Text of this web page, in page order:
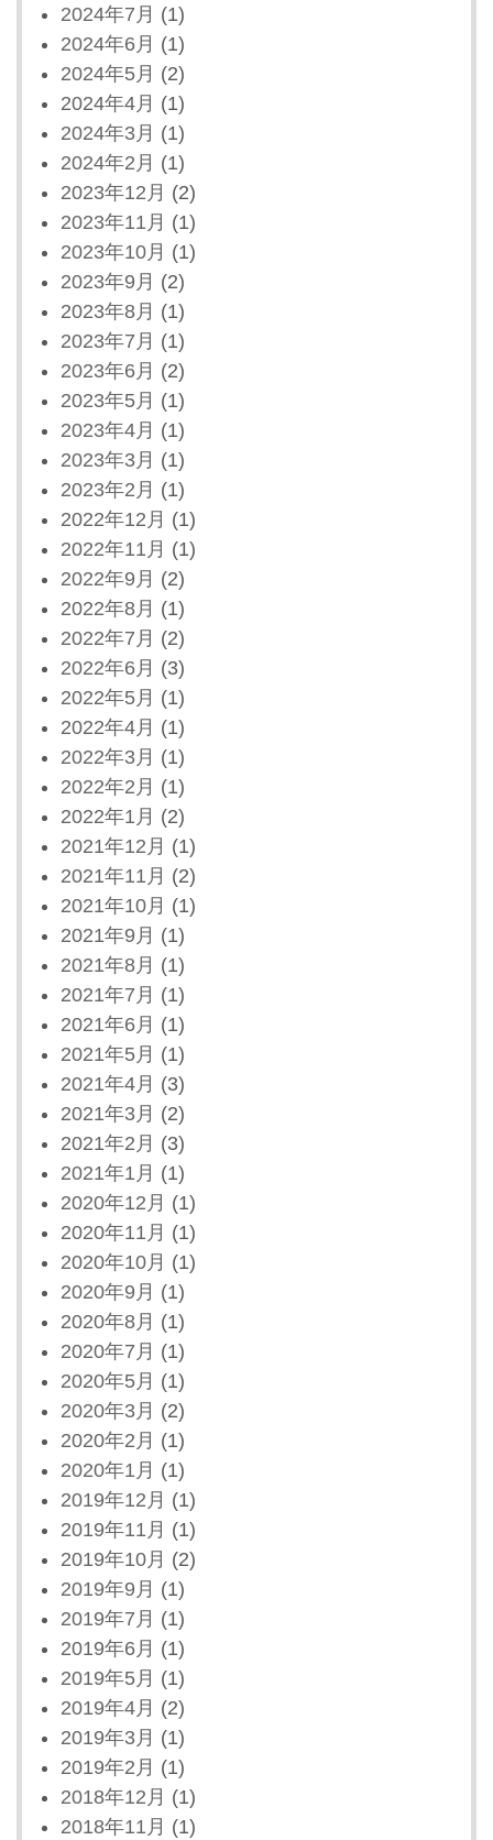
2024年7月 (1)
2024年6月 (1)
2024年5月 (2)
2024年4月 (1)
2024年3月 (1)
2024年2月 (1)
2023年12月 (2)
2023年11月 (1)
2023年10月 (1)
2023年9月 (2)
2023年8月 (1)
2023年7月 (1)
2023年6月 (2)
2023年5月 (1)
2023年4月 (1)
2023年3月 (1)
2023年2月 (1)
2022年12月 (1)
2022年11月 (1)
2022年9月 (2)
2022年8月 (1)
2022年7月 (2)
2022年6月 (3)
2022年5月 (1)
2022年4月 (1)
2022年3月 (1)
2022年2月 (1)
2022年1月 (2)
2021年12月 (1)
2021年11月 (2)
2021年10月 (1)
2021年9月 (1)
2021年8月 (1)
2021年7月 (1)
2021年6月 (1)
2021年5月 (1)
2021年4月 (3)
2021年3月 (2)
2021年2月 (3)
2021年1月 (1)
2020年12月 (1)
2020年11月 (1)
2020年10月 (1)
2020年9月 (1)
2020年8月 (1)
2020年7月 (1)
2020年5月 (1)
2020年3月 (2)
2020年2月 (1)
2020年1月 (1)
2019年12月 (1)
2019年11月 (1)
2019年10月 (2)
2019年9月 (1)
2019年7月 (1)
2019年6月 (1)
2019年5月 (1)
2019年4月 (2)
2019年3月 (1)
2019年2月 (1)
2018年12月 (1)
2018年11月 (1)